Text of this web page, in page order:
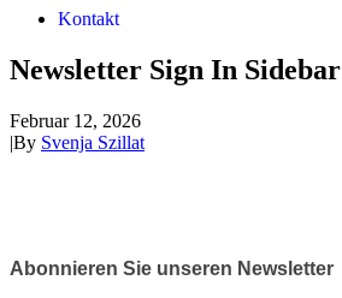
Kontakt
Newsletter Sign In Sidebar
Februar 12, 2026
|By Svenja Szillat
Abonnieren Sie unseren Newsletter